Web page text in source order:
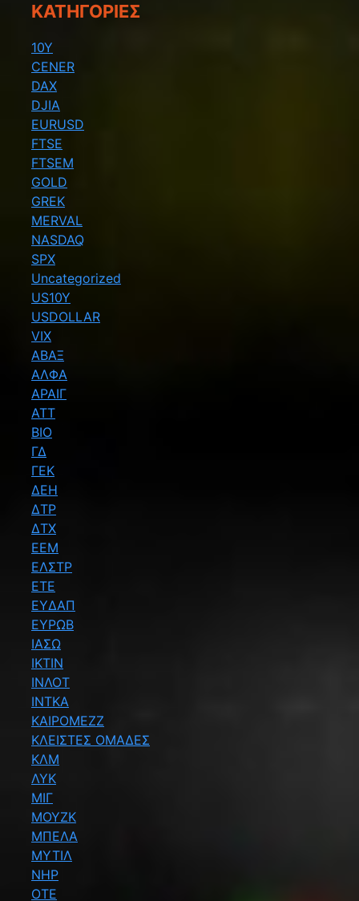
KΑΤΗΓΟΡΊΕΣ
10Y
CENER
DAX
DJIA
EURUSD
FTSE
FTSEM
GOLD
GREK
MERVAL
NASDAQ
SPX
Uncategorized
US10Y
USDOLLAR
VIX
ΑΒΑΞ
ΑΛΦΑ
ΑΡΑΙΓ
ΑΤΤ
ΒΙΟ
ΓΔ
ΓΕΚ
ΔΕΗ
ΔΤΡ
ΔΤΧ
ΕΕΜ
ΕΛΣΤΡ
ΕΤΕ
ΕΥΔΑΠ
ΕΥΡΩΒ
ΙΑΣΩ
ΙΚΤΙΝ
ΙΝΛΟΤ
ΙΝΤΚΑ
ΚΑΙΡΟΜΕΖΖ
ΚΛΕΙΣΤΕΣ ΟΜΑΔΕΣ
ΚΛΜ
ΛΥΚ
ΜΙΓ
ΜΟΥΖΚ
ΜΠΕΛΑ
ΜΥΤΙΛ
ΝΗΡ
ΟΤΕ